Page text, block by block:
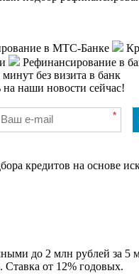
в МТС-Банке
Рефинансирование в
без визита в банк
наши новости сейчас!
*
до 2 млн рублей за 5
Ставка от 12% годовых.